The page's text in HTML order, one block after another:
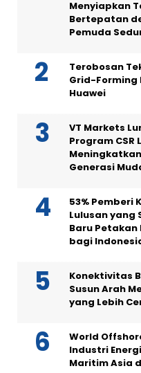
Menyiapkan
Bertepatan
Pemuda
Terobosan
Grid-Forming
Huawei
VT Markets
Program
Generasi
53% Pemberi
Lulusan yang
Baru
bagi
Konektivitas
Susun Arah
yang Lebih
World
Industri
Maritim Asia